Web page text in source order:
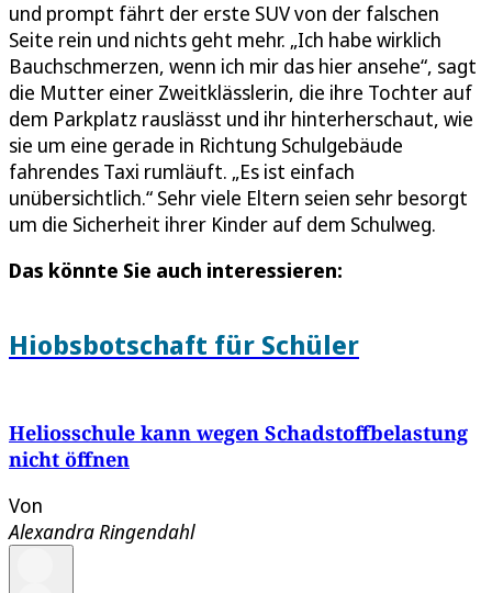
und prompt fährt der erste SUV von der falschen
Seite rein und nichts geht mehr. „Ich habe wirklich
Bauchschmerzen, wenn ich mir das hier ansehe“, sagt
die Mutter einer Zweitklässlerin, die ihre Tochter auf
dem Parkplatz rauslässt und ihr hinterherschaut, wie
sie um eine gerade in Richtung Schulgebäude
fahrendes Taxi rumläuft. „Es ist einfach
unübersichtlich.“ Sehr viele Eltern seien sehr besorgt
um die Sicherheit ihrer Kinder auf dem Schulweg.
Das könnte Sie auch interessieren:
Hiobsbotschaft für Schüler
Heliosschule kann wegen Schadstoffbelastung
nicht öffnen
Von
Alexandra Ringendahl